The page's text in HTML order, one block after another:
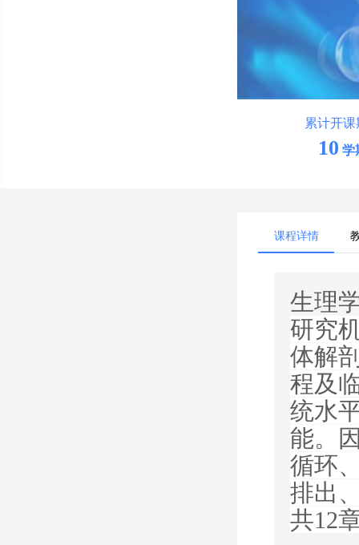
累计开课
10 学
课程详情
生理
研究
体解
程及
统水
能。
循环
排出
共12